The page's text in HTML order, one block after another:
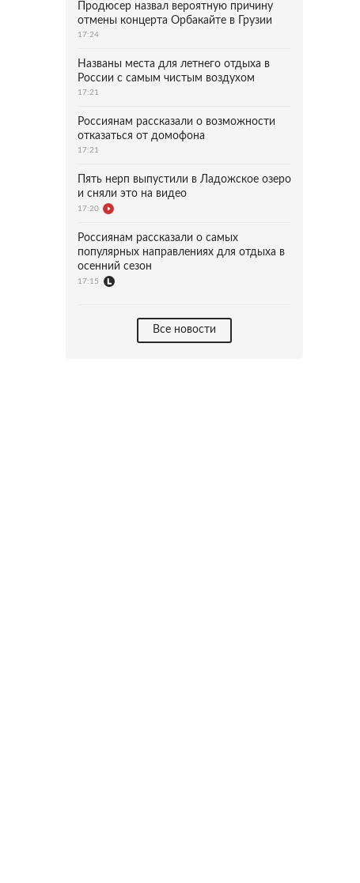
Продюсер назвал вероятную причину
отмены концерта Орбакайте в Грузии
17:24
Названы места для летнего отдыха в
России с самым чистым воздухом
17:21
Россиянам рассказали о возможности
отказаться от домофона
17:21
Пять нерп выпустили в Ладожское озеро
и сняли это на видео
17:20
Россиянам рассказали о самых
популярных направлениях для отдыха в
осенний сезон
17:15
Все новости